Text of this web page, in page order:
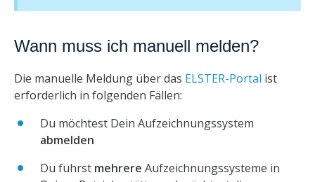
Wann muss ich manuell melden?
Die manuelle Meldung über das ELSTER-Portal ist
erforderlich in folgenden Fällen:
Du möchtest Dein Aufzeichnungssystem
abmelden
Du führst mehrere Aufzeichnungssysteme in